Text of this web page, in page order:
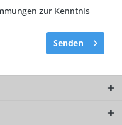
zur Kenntnis
Senden